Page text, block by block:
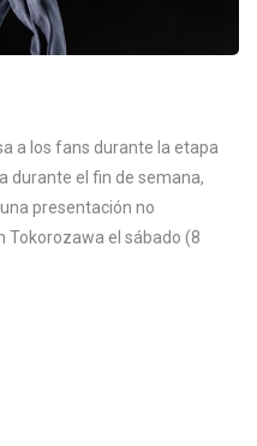
a los fans durante la etapa
durante el fin de semana,
presentación no
Tokorozawa el sábado (8